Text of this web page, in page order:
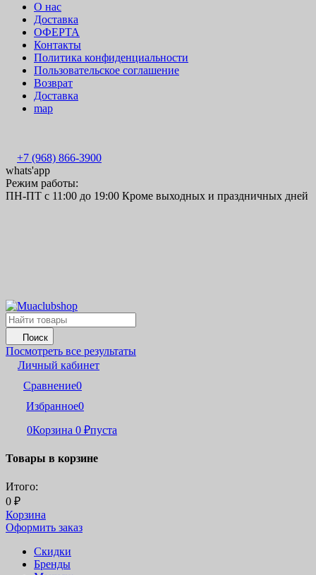
О нас
Доставка
ОФЕРТА
Контакты
Политика конфиденциальности
Пользовательское соглашение
Возврат
Доставка
map
+7 (968) 866-3900
whats'app
Режим работы:
ПН-ПТ с 11:00 до 19:00 Кроме выходных и праздничных дней
Поиск
Посмотреть все результаты
Личный кабинет
Сравнение0
Избранное0
0Корзина 0 ₽пуста
Товары в корзине
Итого:
0 ₽
Корзина
Оформить заказ
Скидки
Бренды